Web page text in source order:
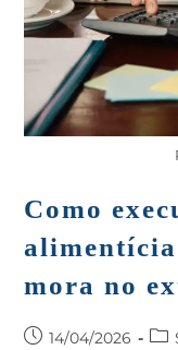
Como
mora no
14/04/2026